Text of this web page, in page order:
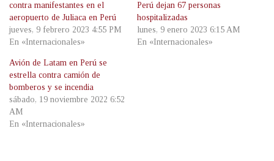
contra manifestantes en el
aeropuerto de Juliaca en Perú
jueves, 9 febrero 2023 4:55 PM
En «Internacionales»
Perú dejan 67 personas
hospitalizadas
lunes, 9 enero 2023 6:15 AM
En «Internacionales»
Avión de Latam en Perú se
estrella contra camión de
bomberos y se incendia
sábado, 19 noviembre 2022 6:52
AM
En «Internacionales»